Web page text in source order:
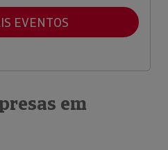
EVENTOS
em